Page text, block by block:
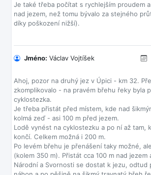
Je také třeba počítat s rychlejším proudem
nad jezem, než tomu bývalo za stejného
díky poškození nižší).
Jméno: Václav Vojtíšek
Ahoj, pozor na druhý jez v Úpici - km 32.
zkomplikovalo - na pravém břehu řeky byla
cyklostezka.
Je třeba přistát před místem, kde nad
kolmá zeď - asi 100 m před jezem.
Lodě vynést na cyklostezku a po ní až tam,
končí. Celkem možná i 200 m.
Po levém břehu je přenášení taky možné,
(kolem 350 m). Přistát cca 100 m nad jezem
Národní a Svornosti se dostat k jezu, odtud